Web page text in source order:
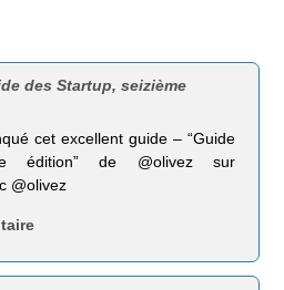
des Startup, seizième
cet excellent guide – “Guide
édition” de @olivez sur
@olivez